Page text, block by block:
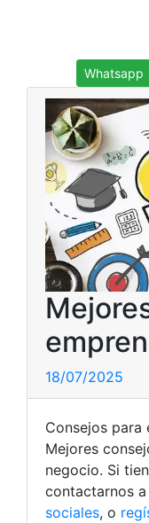
Whatsapp
18/07/2025
Consejos para
Mejores
negocio. Si
contactarnos
sociales, o